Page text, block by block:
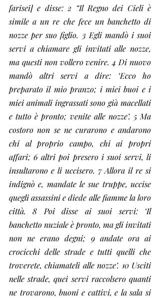
farisei] e disse: 2 “Il Regno dei Cieli è
simile a un re che fece un banchetto di
nozze per suo figlio. 3 Egli mandò i suoi
servi a chiamare gli invitati alle nozze,
ma questi non vollero venire. 4 Di nuovo
mandò altri servi a dire: ‘Ecco ho
preparato il mio pranzo; i miei buoi e i
miei animali ingrassati sono già macellati
e tutto è pronto; venite alle nozze’. 5 Ma
costoro non se ne curarono e andarono
chi al proprio campo, chi ai propri
affari; 6 altri poi presero i suoi servi, li
insultarono e li uccisero. 7 Allora il re si
indignò e, mandate le sue truppe, uccise
quegli assassini e diede alle fiamme la loro
città. 8 Poi disse ai suoi servi: ‘Il
banchetto nuziale è pronto, ma gli invitati
non ne erano degni; 9 andate ora ai
crocicchi delle strade e tutti quelli che
troverete, chiamateli alle nozze’. 10 Usciti
nelle strade, quei servi raccolsero quanti
ne trovarono, buoni e cattivi, e la sala si